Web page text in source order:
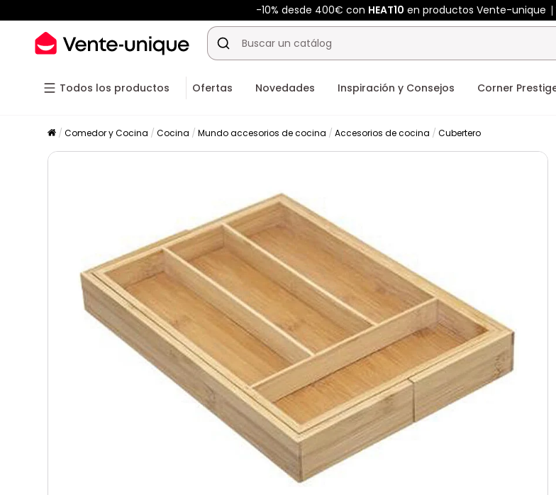
-10% desde 400€ con HEAT10 en productos Vente-unique
Todos los productos Ofertas Novedades Inspiración y Consejos Corner
Comedor y Cocina Cocina Mundo accesorios de cocina Accesorios de cocina Cubertero